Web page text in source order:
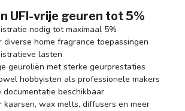
UFI-vrije geuren tot 5%
nodig tot maximaal 5%
diverse home fragrance toepassingen
lasten
geuroliën met sterke geurprestaties
hobbyisten als professionele makers
documentatie beschikbaar
kaarsen, wax melts, diffusers en meer